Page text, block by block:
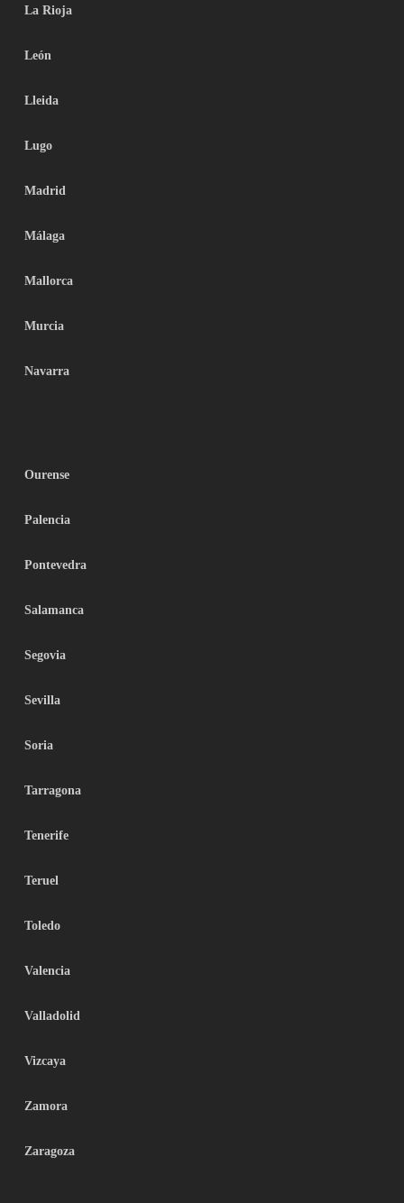
La Rioja
León
Lleida
Lugo
Madrid
Málaga
Mallorca
Murcia
Navarra
Ourense
Palencia
Pontevedra
Salamanca
Segovia
Sevilla
Soria
Tarragona
Tenerife
Teruel
Toledo
Valencia
Valladolid
Vizcaya
Zamora
Zaragoza